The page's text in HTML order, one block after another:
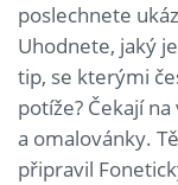
poslechnete
Uhodnete, jaký
tip, se kterými
potíže? Čekají
a omalovánky.
připravil